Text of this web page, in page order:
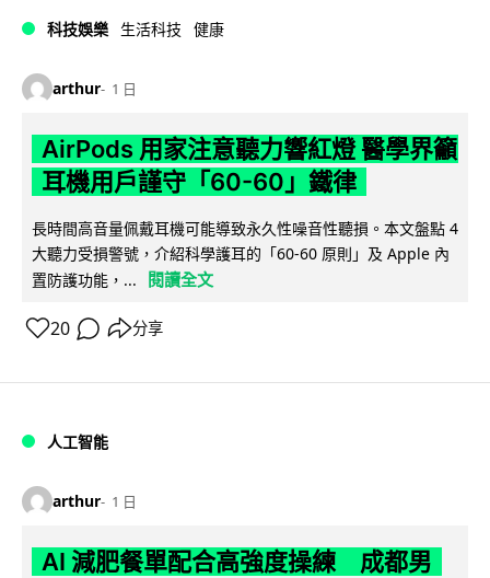
科技娛樂 生活科技 健康
arthur 1 日
AirPods 用家注意聽力響紅燈 醫學界籲
耳機用戶謹守「60-60」鐵律
長時間高音量佩戴耳機可能導致永久性噪音性聽損。本文盤點 4
大聽力受損警號，介紹科學護耳的「60-60 原則」及 Apple 內
置防護功能，...
閱讀全文
20 分享
人工智能
arthur 1 日
AI 減肥餐單配合高強度操練 成都男